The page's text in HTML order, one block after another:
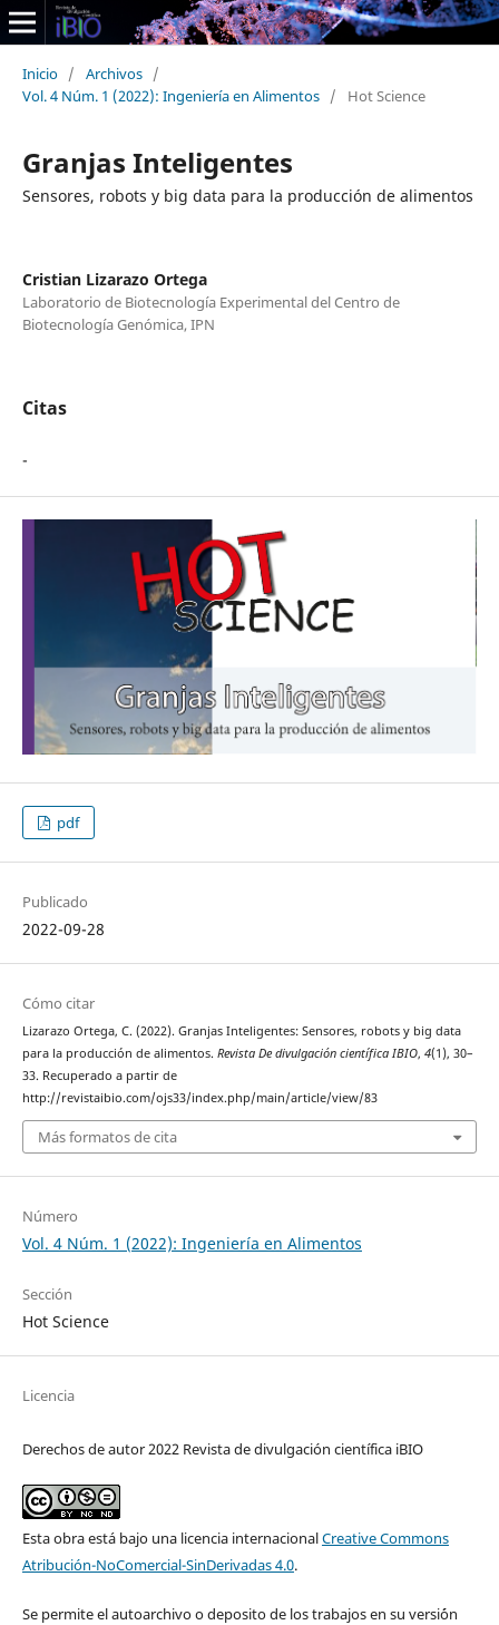
Inicio / Archivos /
Vol. 4 Núm. 1 (2022): Ingeniería en Alimentos / Hot Science
Granjas Inteligentes
Sensores, robots y big data para la producción de alimentos
Cristian Lizarazo Ortega
Laboratorio de Biotecnología Experimental del Centro de
Biotecnología Genómica, IPN
Citas
-
pdf
Publicado
2022-09-28
Cómo citar
Lizarazo Ortega, C. (2022). Granjas Inteligentes: Sensores, robots y big data
para la producción de alimentos. Revista De divulgación científica IBIO, 4(1), 30–
33. Recuperado a partir de
http://revistaibio.com/ojs33/index.php/main/article/view/83
Más formatos de cita
Número
Vol. 4 Núm. 1 (2022): Ingeniería en Alimentos
Sección
Hot Science
Licencia
Derechos de autor 2022 Revista de divulgación científica iBIO
Esta obra está bajo una licencia internacionalCreative Commons
Atribución-NoComercial-SinDerivadas 4.0.
Se permite el autoarchivo o deposito de los trabajos en su versi´ón